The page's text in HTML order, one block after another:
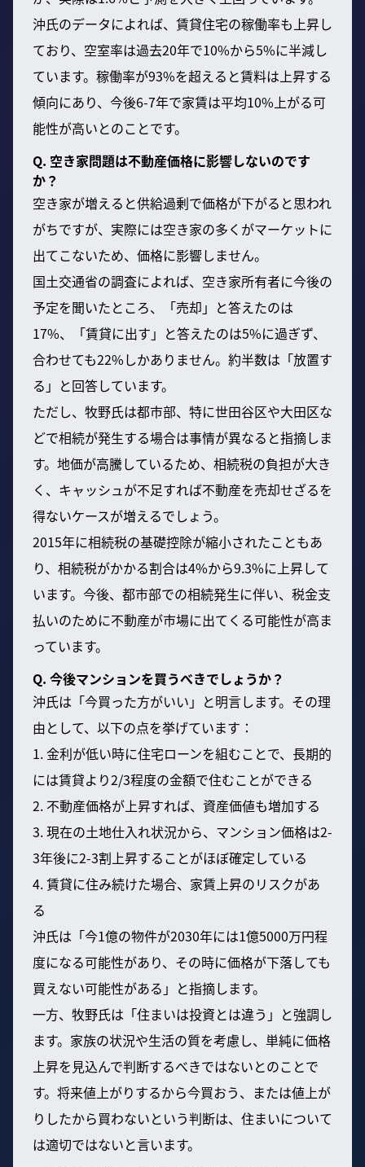
沖氏のデータによれば、賃貸住宅の稼働率も上昇し
ており、空室率は過去20年で10%から5%に半減し
ています。稼働率が93%を超えると賃料は上昇する
傾向にあり、今後6-7年で家賃は平均10%上がる可
能性が高いとのことです。
Q. 空き家問題は不動産価格に影響しないのです
か？
空き家が増えると供給過剰で価格が下がると思われ
がちですが、実際には空き家の多くがマーケットに
出てこないため、価格に影響しません。
国土交通省の調査によれば、空き家所有者に今後の
予定を聞いたところ、「売却」と答えたのは
17%、「賃貸に出す」と答えたのは5%に過ぎず、
合わせても22%しかありません。約半数は「放置す
る」と回答しています。
ただし、牧野氏は都市部、特に世田谷区や大田区な
どで相続が発生する場合は事情が異なると指摘しま
す。地価が高騰しているため、相続税の負担が大き
く、キャッシュが不足すれば不動産を売却せざるを
得ないケースが増えるでしょう。
2015年に相続税の基礎控除が縮小されたこともあ
り、相続税がかかる割合は4%から9.3%に上昇して
います。今後、都市部での相続発生に伴い、税金支
払いのために不動産が市場に出てくる可能性が高ま
っています。
Q. 今後マンションを買うべきでしょうか？
沖氏は「今買った方がいい」と明言します。その理
由として、以下の点を挙げています：
1. 金利が低い時に住宅ローンを組むことで、長期的
には賃貸より2/3程度の金額で住むことができる
2. 不動産価格が上昇すれば、資産価値も増加する
3. 現在の土地仕入れ状況から、マンション価格は2-
3年後に2-3割上昇することがほぼ確定している
4. 賃貸に住み続けた場合、家賃上昇のリスクがあ
る
沖氏は「今1億の物件が2030年には1億5000万円程
度になる可能性があり、その時に価格が下落しても
買えない可能性がある」と指摘します。
一方、牧野氏は「住まいは投資とは違う」と強調し
ます。家族の状況や生活の質を考慮し、単純に価格
上昇を見込んで判断するべきではないとのことで
す。将来値上がりするから今買おう、または値上が
りしたから買わないという判断は、住まいについて
は適切ではないと言います。